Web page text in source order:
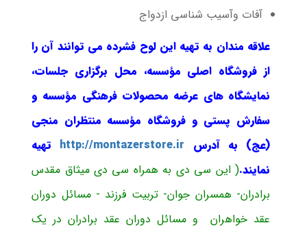
آفات وآسیب شناسی ازدواج
علاقه مندان به تهیه این لوح فشرده می توانند آن را
از فروشگاه اصلی مؤسسه، محل برگزاری جلسات،
نمایشگاه های عرضه محصولات فرهنگی مؤسسه و
سفارش پستی و فروشگاه مؤسسه منتظران منجی
(عج) به آدرس http://montazerstore.ir تهیه
نمایند.( این سی دی به همراه سی دی میثاق مقدس
برادران- همسران جوان- تربیت فرزند - مسائل دوران
عقد خواهران و مسائل دوران عقد برادران در یک